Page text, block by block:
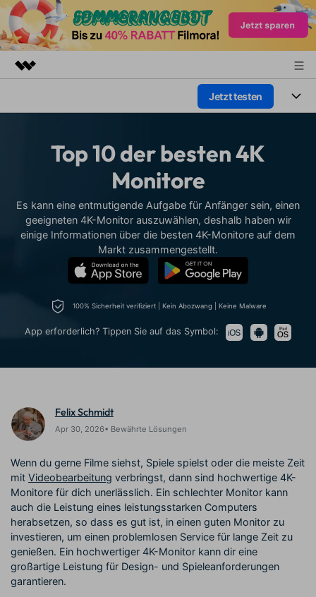
Dienstprogramme
Presseraum
Shop
Jetzt testen
Plattformen
Assets
Video/Foto
Audio
Lösungen
Soziale Medien
Marketing & Business
Ressourcen
Video-Prompts
Über 100 heiße Video-
Prompts – schnell ähnliche
Videos erstellen
Meisterkurs
Beherrschen Sie
fortgeschrittene
Videobearbeitungsfähigkeiten
Lernen, ausdrücken und
erweitern Sie Ihre
Videobearbeitungs-
können
Creator
Monetarisierungs-
Programm
Monetarisieren Sie
Ihren Einfluss mit Filmora
Freunde-werben-
Programm
An Freunde empfehlen,
Belohnungen erhalten
Hilfe-Center
Erste Schritte
Kunden-Support
Über Uns Bewertungen
Kunden-Geschichten
Erfahren Sie, wie unsere
Kunden Erfolg haben
Affiliate-Programm
Schalten Sie Partnerschaften
auf Unternehmensebene frei
Suchen
Top 10 der besten 4K
Monitore
Es kann eine entmutigende Aufgabe für Anfänger sein, einen
geeigneten 4K-Monitor auszuwählen, deshalb haben wir
einige Informationen über die besten 4K-Monitore auf dem
Markt zusammengestellt.
100% Sicherheit verifiziert | Kein Abozwang | Keine Malware
App erforderlich? Tippen Sie auf das Symbol:
Felix Schmidt
Apr 30, 2026• Bewährte Lösungen
Wenn du gerne Filme siehst, Spiele spielst oder die meiste Zeit
mit Videobearbeitung verbringst, dann sind hochwertige 4K-
Monitore für dich unerlässlich. Ein schlechter Monitor kann
auch die Leistung eines leistungsstarken Computers
herabsetzen, so dass es gut ist, in einen guten Monitor zu
investieren, um einen problemlosen Service für lange Zeit zu
genießen. Ein hochwertiger 4K-Monitor kann dir eine
großartige Leistung für Design- und Spieleanforderungen
garantieren.